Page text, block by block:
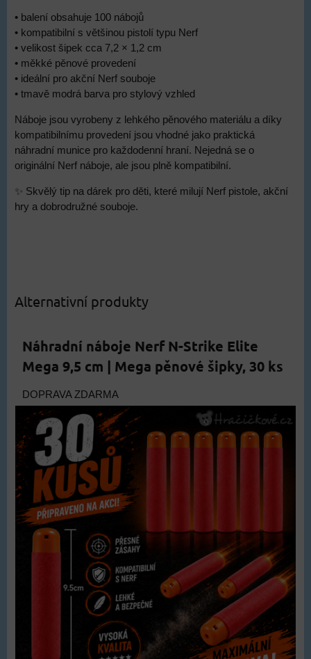
• balení obsahuje 100 nábojů
• kompatibilní s většinou pistolí typu Nerf
• velikost šipek cca 7,2 × 1,2 cm
• měkké pěnové provedení
• ideální pro akční Nerf souboje
• tmavě modrá barva pro stylový vzhled
Náboje jsou vyrobeny z lehkého pěnového materiálu a díky
kompatibilnímu provedení jsou vhodné jako praktická
náhradní munice pro každodenní hraní. Nejedná se o
originální Nerf náboje, ale jsou plně kompatibilní.
✨ Skvělý tip na dárek pro děti, které milují Nerf pistole, akční
hry a dobrodružné souboje.
Alternativní produkty
Náhradní náboje Nerf N-Strike Elite
Mega 9,5 cm | Mega pěnové šipky, 30 ks
DOPRAVA ZDARMA